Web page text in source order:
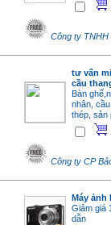
Công ty TNHH
tư vấn
cầu
Bàn
nhân,
thép, sản
Công ty CP
Máy ảnh
Giảm giá
dẫn